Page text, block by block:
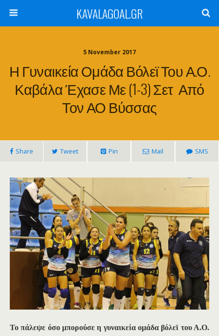
KAVALAGOAL.GR
5 November 2017
Η Γυναικεία Ομάδα Βόλεϊ Του Α.Ο.
Καβάλα Έχασε Με (1-3) Σετ Από
Τον ΑΟ Βύσσας
Share Tweet Pin Mail SMS
Toπάλεψε όσο μπορούσε η γυναικεία ομάδα βόλεϊ του Α.Ο.